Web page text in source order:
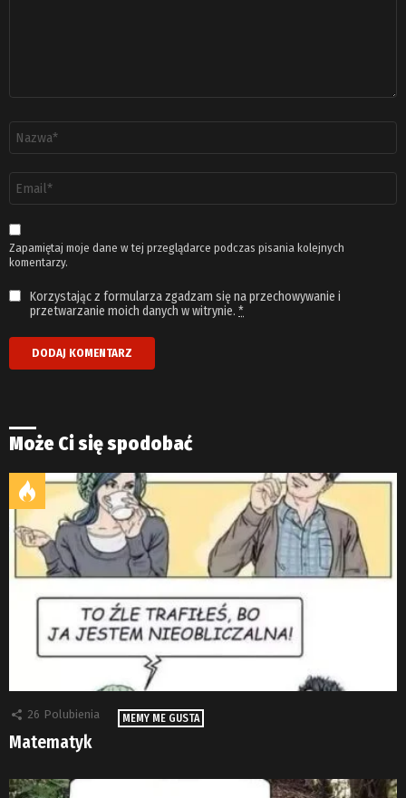
email
*
Zapamiętaj moje dane w tej przeglądarce podczas pisania kolejnych
komentarzy.
Korzystając z formularza zgadzam się na przechowywanie i
przetwarzanie moich danych w witrynie. *
Może Ci się spodobać
26 Polubienia MEMY ME GUSTA
Matematyk